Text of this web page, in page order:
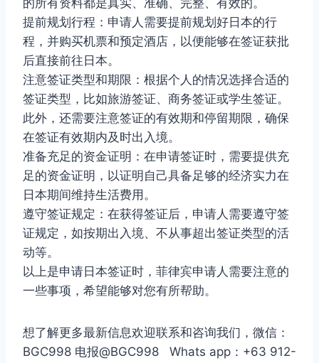
的所有资料都是真实、准确、完整、有效的。
提前规划行程：申请人需要提前规划好日本的行
程，并购买机票和预定酒店，以便能够在签证获批
后直接前往日本。
注意签证类型和期限：根据个人的情况选择合适的
签证类型，比如旅游签证、商务签证或学生签证。
此外，还需要注意签证的有效期和停留期限，确保
在签证有效期内及时出入境。
准备充足的资金证明：在申请签证时，需要提供充
足的资金证明，以证明自己具备足够的经济实力在
日本期间维持生活费用。
遵守签证规定：在获得签证后，申请人需要遵守签
证规定，如按期出入境、不从事超出签证类型的活
动等。
以上是申请日本签证时，菲律宾申请人需要注意的
一些事项，希望能够对您有所帮助。
想了解更多最新信息欢迎联系和咨询我们，微信：
BGC998 电报@BGC998 Whats app：+63 912-